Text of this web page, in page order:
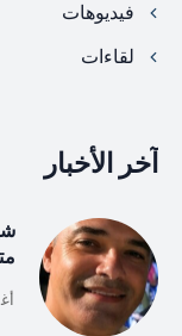
فيديوهات
لقاءات
آخر الأخبار